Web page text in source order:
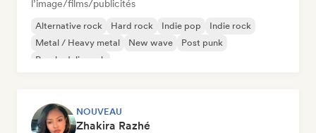
l’image/films/publicités
Alternative rock Hard rock Indie pop
Indie rock
Metal / Heavy metal
New wave
Post punk
Psychedelic rock
NOUVEAU
Zhakira Razhé